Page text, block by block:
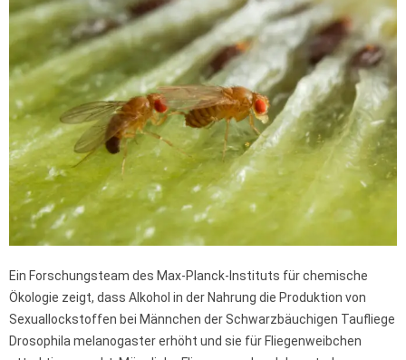
Ein Forschungsteam des Max-Planck-Instituts für chemische
Ökologie zeigt, dass Alkohol in der Nahrung die Produktion von
Sexuallockstoffen bei Männchen der Schwarzbäuchigen Taufliege
Drosophila melanogaster erhöht und sie für Fliegenweibchen